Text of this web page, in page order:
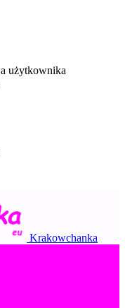
użytkownika
Krakowchanka